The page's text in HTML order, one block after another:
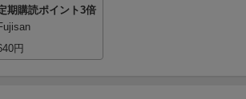
期購読ポイント3倍
円